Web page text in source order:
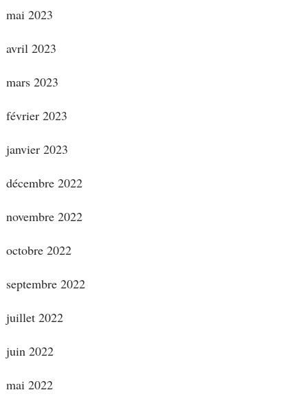
mai 2023
avril 2023
mars 2023
février 2023
janvier 2023
décembre 2022
novembre 2022
octobre 2022
septembre 2022
juillet 2022
juin 2022
mai 2022